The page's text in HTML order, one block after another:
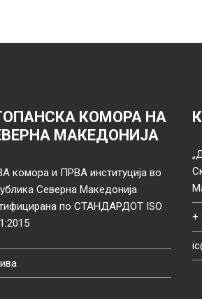
КОМОРА НА
МАКЕДОНИЈА
комора и ПРВА институција во
Северна Македонија
по СТАНДАРДОТ ISO
+